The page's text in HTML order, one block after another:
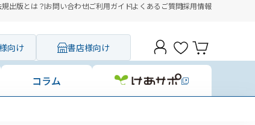
規出版とは？お問い合わせご利用ガイドよくあるご質問採用情報
向け 書店様向け
コラム